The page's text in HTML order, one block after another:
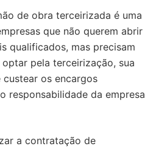
de obra terceirizada é uma
que não querem abrir
qualificados, mas precisam
pela terceirização, sua
os encargos
responsabilidade da empresa
a contratação de